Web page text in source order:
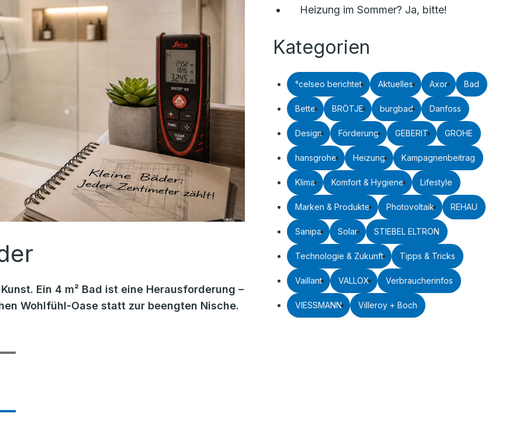
Ein 4 m² Bad ist eine Herausforderung –
Wohlfühl-Oase statt zur beengten Nische.
Heizung im Sommer? Ja, bitte!
Kategorien
°celseo berichtet Aktuelles Axor Bad
Bette BRÖTJE burgbad Danfoss
Design Förderung GEBERIT GROHE
hansgrohe Heizung Kampagnenbeitrag
Klima Komfort & Hygiene Lifestyle
Marken & Produkte Photovoltaik REHAU
Sanipa Solar STIEBEL ELTRON
Technologie & Zukunft Tipps & Tricks
Vaillant VALLOX Verbraucherinfos
VIESSMANN Villeroy + Boch